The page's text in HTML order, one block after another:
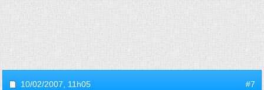
10/02/2007, 11h05 #7